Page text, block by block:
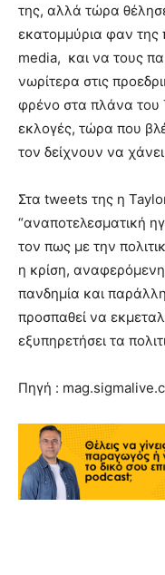
της, αλλά τώρα
εκατομμύρια φαν
media, και να τους
νωρίτερα στις
φρένο στα πλάνα του
εκλογές, τώρα που
τον δείχνουν να
Στα tweets της η
“αναποτελεσματική
τον πως με την
η κρίση, αναφερόμενη
πανδημία και
προσπαθεί να
εξυπηρετήσει τα
Πηγή :